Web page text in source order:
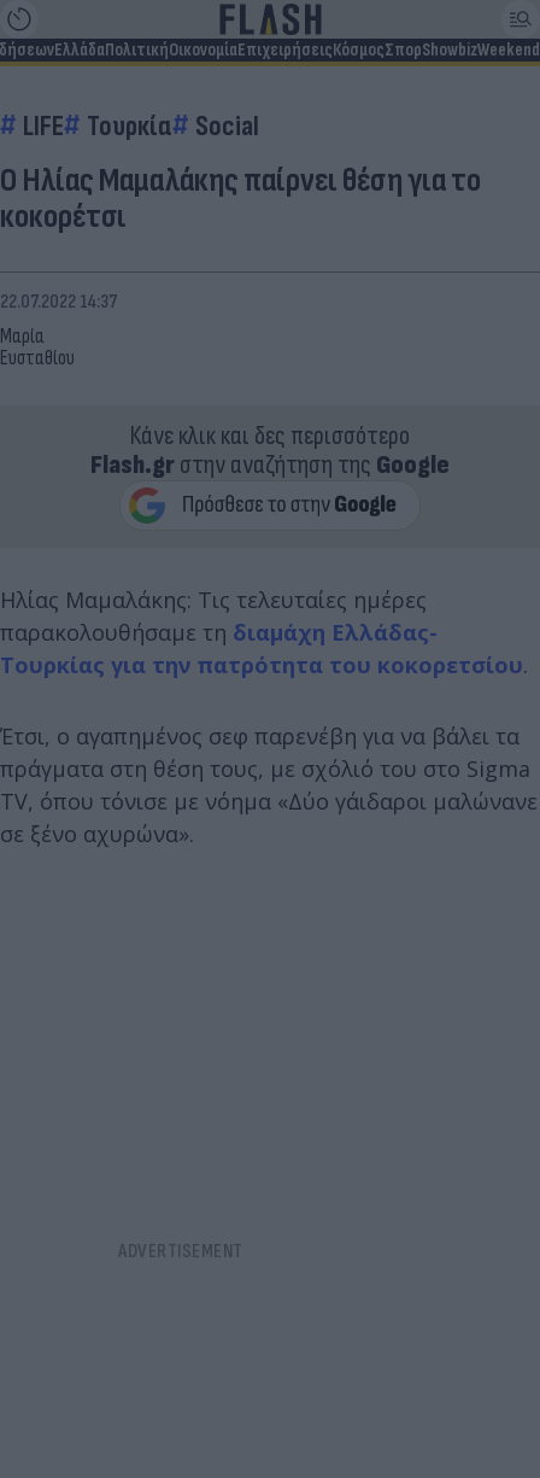
ΕλλάδαΠολιτικήΟικονομίαΕπιχειρήσειςΚόσμοςΣπορShowbizWeekend
LIFE Τουρκία Social
Ο Ηλίας Μαμαλάκης παίρνει θέση για το
κοκορέτσι
Μαρία
Ευσταθίου
22.07.2022 14:37
Κάνε κλικ και δες περισσότερο
Flash.grστην αναζήτηση της Google
Ηλίας Μαμαλάκης: Τις τελευταίες ημέρες
παρακολουθήσαμε τη διαμάχη Ελλάδας-
Τουρκίας για την πατρότητα του κοκορετσίου.
Έτσι, ο αγαπημένος σεφ παρενέβη για να βάλει τα
πράγματα στη θέση τους, με σχόλιό του στο Sigma
TV, όπου τόνισε με νόημα «Δύο γάιδαροι μαλώνανε
σε ξένο αχυρώνα».